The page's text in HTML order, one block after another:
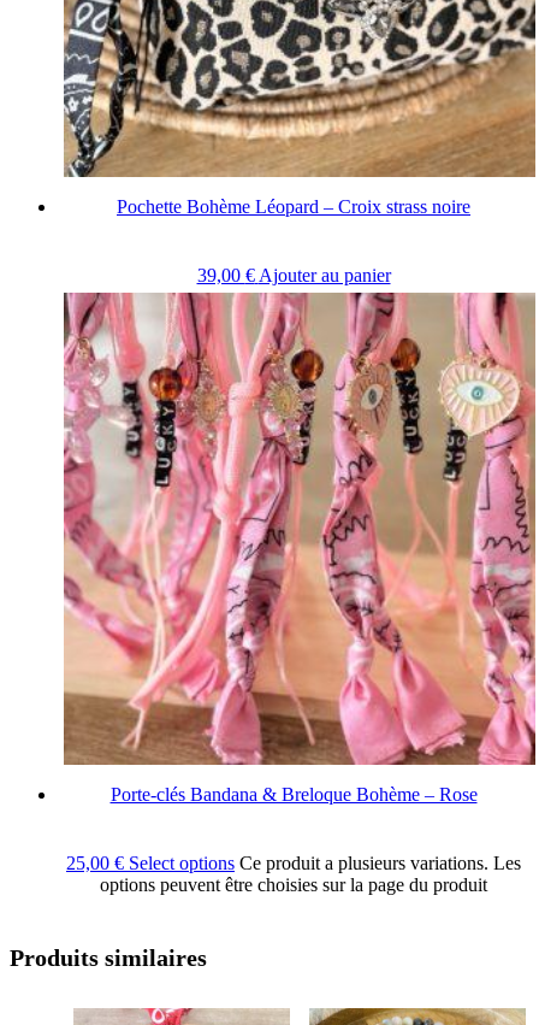
Pochette Bohème Léopard – Croix strass noire
39,00 € Ajouter au panier
Porte-clés Bandana & Breloque Bohème – Rose
25,00 € Select options Ce produit a plusieurs variations. Les
options peuvent être choisies sur la page du produit
Produits similaires